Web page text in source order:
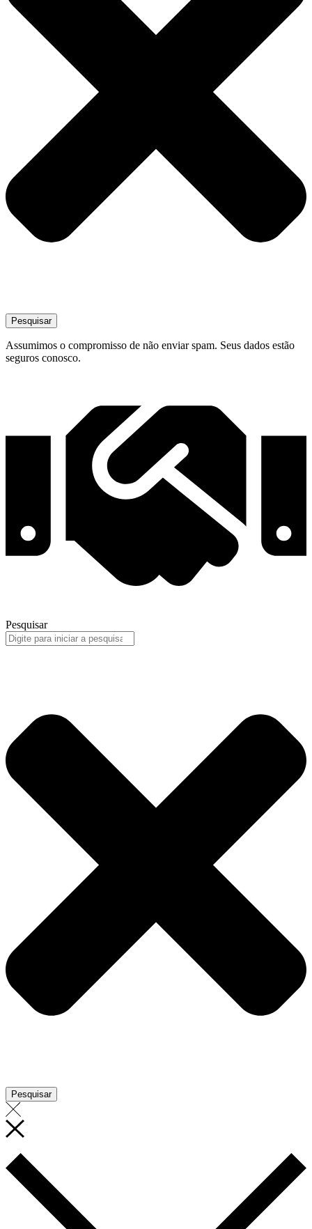
Pesquisar
Assumimos o compromisso de não enviar spam. Seus dados estão
seguros conosco.
Pesquisar
Pesquisar